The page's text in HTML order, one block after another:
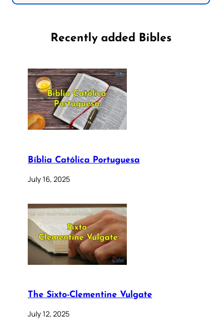
Recently added Bibles
Bíblia Católica Portuguesa
July 16, 2025
The Sixto-Clementine Vulgate
July 12, 2025